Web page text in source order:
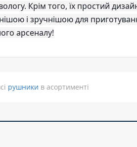
Крім того, їх простий
і зручнішою для
арсеналу!
рушники в асортименті